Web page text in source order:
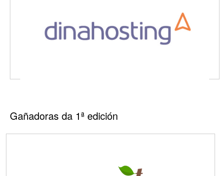
Gañadoras da 1ª edición